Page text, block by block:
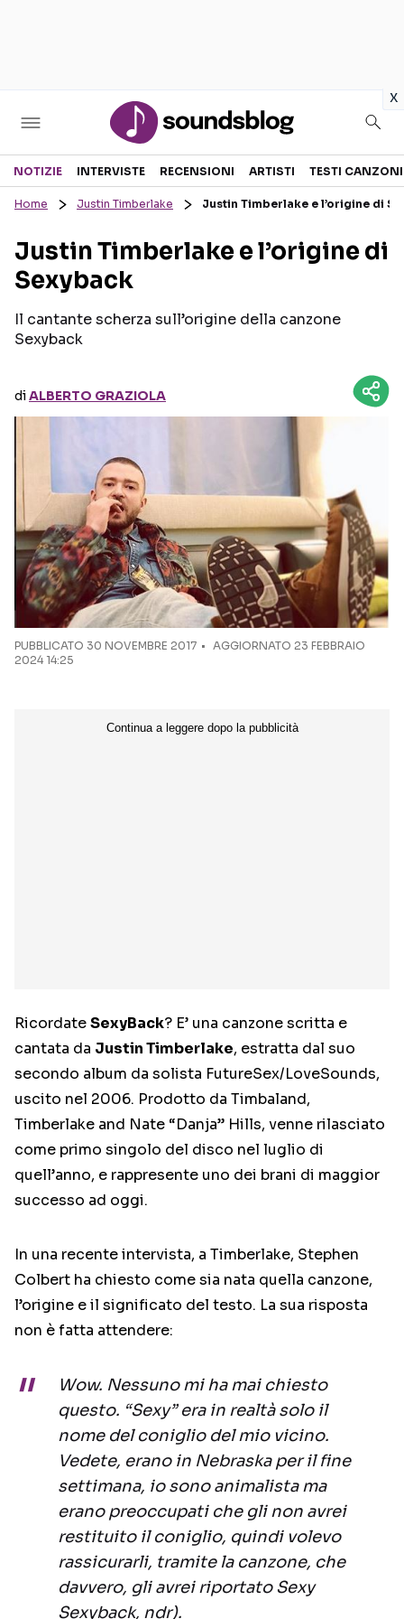
x
Sezioni
RECENSIONI MUSICALI
INTERVISTE
GOSSIP E CURIOSITÀ
TESTI CANZONI
TALENT SHOW
NOTIZIE INTERVISTE RECENSIONI ARTISTI TESTI CANZONI
Home Justin Timberlake Justin Timberlake e l’origine di
Justin Timberlake e l’origine di
Sexyback
Il cantante scherza sull’origine della canzone
Sexyback
diALBERTO GRAZIOLA
PUBBLICATO 30 NOVEMBRE 2017
AGGIORNATO 23 FEBBRAIO
2024 14:25
RicordateSexyBack? E’ una canzone scritta e
cantata da Justin Timberlake, estratta dal suo
secondo album da solista FutureSex/LoveSounds,
uscito nel 2006. Prodotto da Timbaland,
Timberlake and Nate “Danja” Hills, venne rilasciato
come primo singolo del disco nel luglio di
quell’anno, e rappresente uno dei brani di maggior
successo ad oggi.
In una recente intervista, a Timberlake, Stephen
Colbert ha chiesto come sia nata quella canzone,
l’origine e il significato del testo. La sua risposta
non è fatta attendere:
Wow. Nessuno mi ha mai chiesto
questo. “Sexy” era in realtà solo il
nome del coniglio del mio vicino.
Vedete, erano in Nebraska per il fine
settimana, io sono animalista ma
erano preoccupati che gli non avrei
restituito il coniglio, quindi volevo
rassicurarli, tramite la canzone, che
davvero, gli avrei riportato Sexy
Sexyback, ndr).